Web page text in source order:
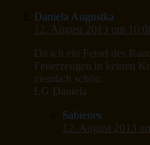
Daniela Augustka
12. August 2013 um
Da ich ein Feind des
Feuerzeugen in keinen
ziemlich schön.
LG Daniela
Sabienes
12. August 2013